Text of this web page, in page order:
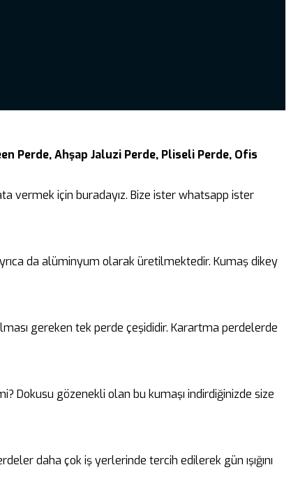
Perde, Ahşap Jaluzi Perde, Pliseli Perde, Ofis
vermek için buradayız. Bize ister whatsapp ister
da alüminyum olarak üretilmektedir. Kumaş dikey
gereken tek perde çeşididir. Karartma perdelerde
Dokusu gözenekli olan bu kumaşı indirdiğinizde size
daha çok iş yerlerinde tercih edilerek gün ışığını